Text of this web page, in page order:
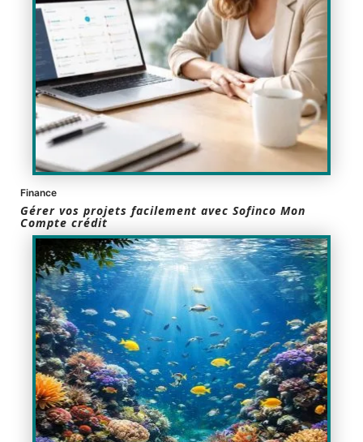
Finance
Gérer vos projets facilement avec Sofinco Mon
Compte crédit